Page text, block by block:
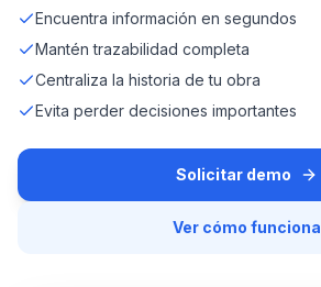
Encuentra información en segundos
Mantén trazabilidad completa
Centraliza la historia de tu obra
Evita perder decisiones importantes
Solicitar demo
Ver cómo funciona